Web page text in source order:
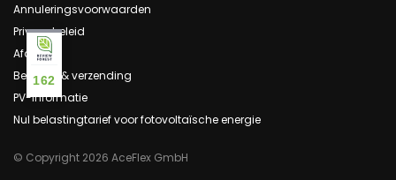
Annuleringsvoorwaarden
Privacybeleid
Afdruk
Betaling & verzending
PV-informatie
Nul belastingtarief voor fotovoltaïsche energie
© Copyright 2026 AceFlex GmbH
162